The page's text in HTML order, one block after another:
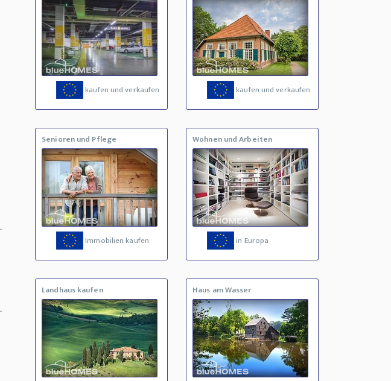
kaufen und verkaufen kaufen und verkaufen
Senioren und Pflege
Immobilien kaufen
Wohnen und Arbeiten
in Europa
Landhaus kaufen Haus am Wasser